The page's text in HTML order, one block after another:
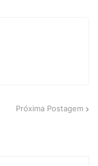
Próxima Postagem